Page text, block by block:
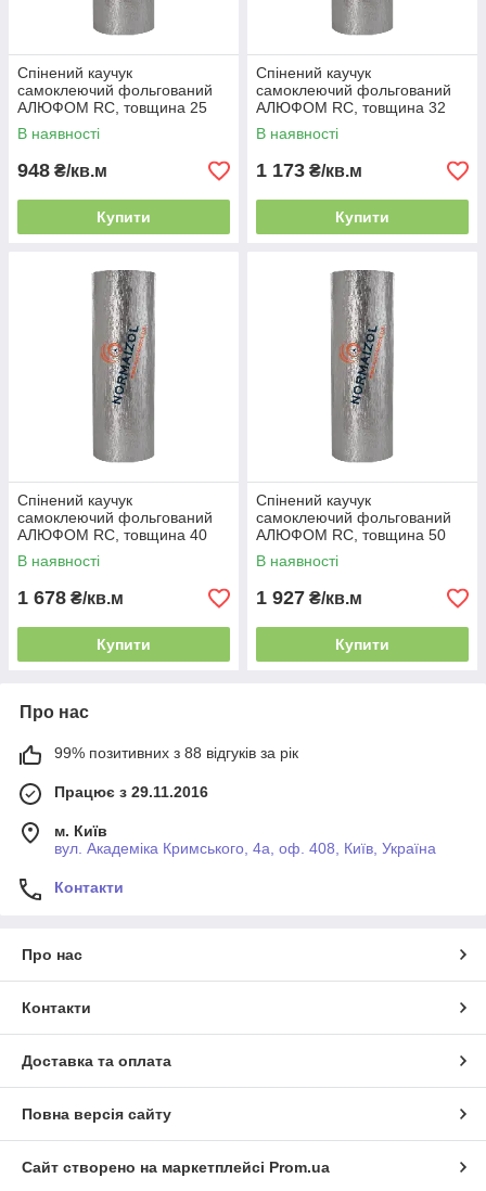
Спінений каучук
самоклеючий фольгований
АЛЮФОМ RС, товщина 25
мм
В наявності
948 ₴/кв.м
Купити
Спінений каучук
самоклеючий фольгований
АЛЮФОМ RС, товщина 32
мм
В наявності
1 173 ₴/кв.м
Купити
Спінений каучук
самоклеючий фольгований
АЛЮФОМ RС, товщина 40
мм
В наявності
1 678 ₴/кв.м
Купити
Спінений каучук
самоклеючий фольгований
АЛЮФОМ RС, товщина 50
мм
В наявності
1 927 ₴/кв.м
Купити
Про нас
99% позитивних з 88 відгуків за рік
Працює з 29.11.2016
м. Київ
вул. Академіка Кримського, 4а, оф. 408, Київ, Україна
Контакти
Про нас
Контакти
Доставка та оплата
Повна версія сайту
Сайт створено на маркетплейсі Prom.ua